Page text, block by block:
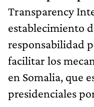
Transparency
establecimiento
responsabilidad
facilitar los
en Somalia, que
presidenciales